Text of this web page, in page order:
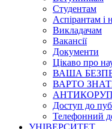
Студентам
Аспірантам і
Викладачам
Вакансії
Документи
Цікаво про
ВАША
ВАРТО
Доступ до
Телефонний
УНІВЕРСИТЕТ